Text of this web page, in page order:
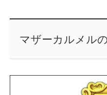
マザーカルメル